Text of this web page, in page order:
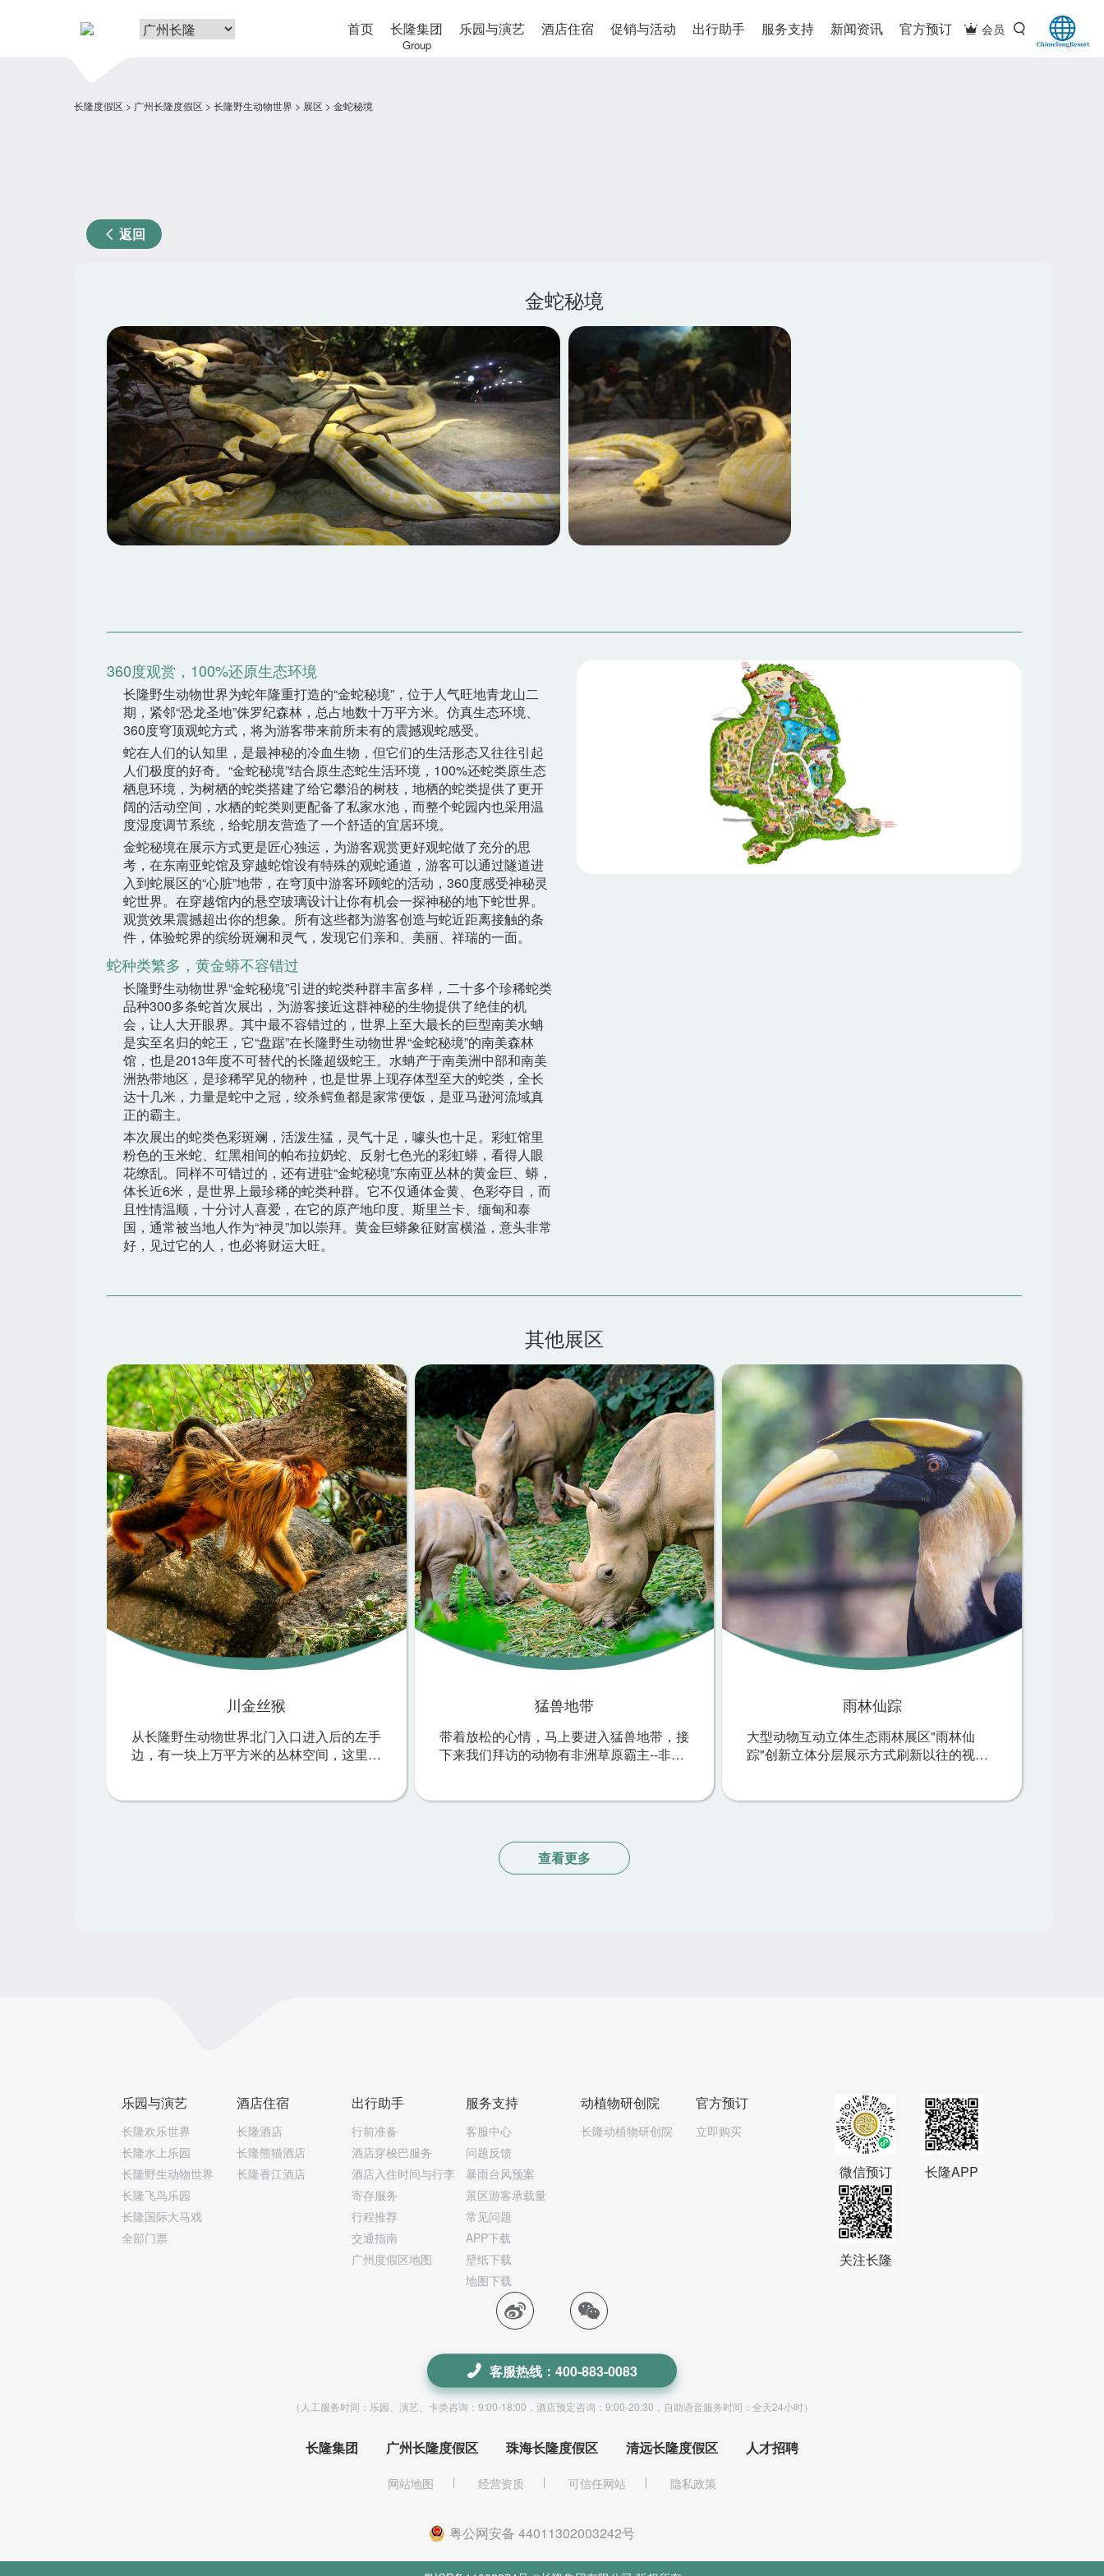
会员
首页 长隆集团
Group
乐园与演艺 酒店住宿 促销与活动 出行助手 服务支持 新闻资讯 官方预订
长隆度假区 广州长隆度假区 长隆野生动物世界 展区 金蛇秘境
返回
金蛇秘境
360度观赏，100%还原生态环境
长隆野生动物世界为蛇年隆重打造的“金蛇秘境”，位于人气旺地青龙山二
期，紧邻“恐龙圣地”侏罗纪森林，总占地数十万平方米。仿真生态环境、
360度穹顶观蛇方式，将为游客带来前所未有的震撼观蛇感受。
蛇在人们的认知里，是最神秘的冷血生物，但它们的生活形态又往往引起
人们极度的好奇。“金蛇秘境”结合原生态蛇生活环境，100%还蛇类原生态
栖息环境，为树栖的蛇类搭建了给它攀沿的树枝，地栖的蛇类提供了更开
阔的活动空间，水栖的蛇类则更配备了私家水池，而整个蛇园内也采用温
度湿度调节系统，给蛇朋友营造了一个舒适的宜居环境。
金蛇秘境在展示方式更是匠心独运，为游客观赏更好观蛇做了充分的思
考，在东南亚蛇馆及穿越蛇馆设有特殊的观蛇通道，游客可以通过隧道进
入到蛇展区的“心脏”地带，在穹顶中游客环顾蛇的活动，360度感受神秘灵
蛇世界。在穿越馆内的悬空玻璃设计让你有机会一探神秘的地下蛇世界。
观赏效果震撼超出你的想象。所有这些都为游客创造与蛇近距离接触的条
件，体验蛇界的缤纷斑斓和灵气，发现它们亲和、美丽、祥瑞的一面。
蛇种类繁多，黄金蟒不容错过
长隆野生动物世界“金蛇秘境”引进的蛇类种群丰富多样，二十多个珍稀蛇类
品种300多条蛇首次展出，为游客接近这群神秘的生物提供了绝佳的机
会，让人大开眼界。其中最不容错过的，世界上至大最长的巨型南美水蚺
是实至名归的蛇王，它“盘踞”在长隆野生动物世界“金蛇秘境”的南美森林
馆，也是2013年度不可替代的长隆超级蛇王。水蚺产于南美洲中部和南美
洲热带地区，是珍稀罕见的物种，也是世界上现存体型至大的蛇类，全长
达十几米，力量是蛇中之冠，绞杀鳄鱼都是家常便饭，是亚马逊河流域真
正的霸主。
本次展出的蛇类色彩斑斓，活泼生猛，灵气十足，噱头也十足。彩虹馆里
粉色的玉米蛇、红黑相间的帕布拉奶蛇、反射七色光的彩虹蟒，看得人眼
花缭乱。同样不可错过的，还有进驻“金蛇秘境”东南亚丛林的黄金巨、蟒，
体长近6米，是世界上最珍稀的蛇类种群。它不仅通体金黄、色彩夺目，而
且性情温顺，十分讨人喜爱，在它的原产地印度、斯里兰卡、缅甸和泰
国，通常被当地人作为“神灵”加以崇拜。黄金巨蟒象征财富横溢，意头非常
好，见过它的人，也必将财运大旺。
其他展区
川金丝猴
从长隆野生动物世界北门入口进入后的左手
边，有一块上万平方米的丛林空间，这里幽
赞叹：“风水不错！”这就是长隆野生动物世
猛兽地带
带着放松的心情，马上要进入猛兽地带，接
下来我们拜访的动物有非洲草原霸主--非洲
影。可爱的鸟类朋友在同一个湖里和谐共
雨林仙踪
大型动物互动立体生态雨林展区"雨林仙
踪"创新立体分层展示方式刷新以往的视觉
猩……探索神奇精彩 的立体雨林动物世
查看更多
乐园与演艺
长隆欢乐世界
长隆水上乐园
长隆野生动物世界
长隆飞鸟乐园
长隆国际大马戏
全部门票
酒店住宿
长隆酒店
长隆熊猫酒店
长隆香江酒店
出行助手
行前准备
酒店穿梭巴服务
酒店入住时间与行李
寄存服务
行程推荐
交通指南
广州度假区地图
服务支持
客服中心
问题反馈
暴雨台风预案
景区游客承载量
常见问题
APP下载
壁纸下载
地图下载
动植物研创院
长隆动植物研创院
官方预订
立即购买
微信预订 长隆APP
关注长隆
客服热线：400-883-0083
（人工服务时间：乐园、演艺、卡类咨询：9:00-18:00，酒店预定咨询：9:00-20:30，自助语音服务时间：全天24小时）
长隆集团 广州长隆度假区 珠海长隆度假区 清远长隆度假区 人才招聘
网站地图 经营资质 可信任网站 隐私政策
粤公网安备 44011302003242号